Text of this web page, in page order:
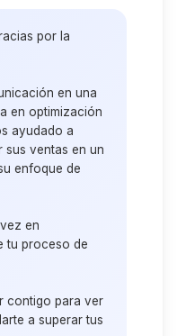
por la
en una
en optimización
ayudado a
sus ventas en un
enfoque de
en
tu proceso de
contigo para ver
a superar tus